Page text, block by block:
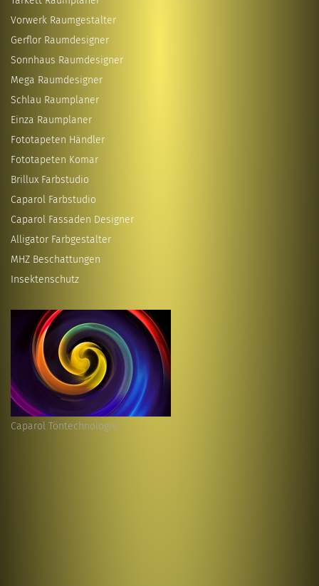
Vorwerk Raumgestalter
Gerflor Raumdesigner
Sonnhaus Raumdesigner
Mega Raumdesigner
Schlau Raumplaner
Einza Raumplaner
Fototapeten Händler
Fototapeten Komar
Brillux Farbstudio
Caparol Farbstudio
Caparol Fassaden Designer
Alligator Farbgestalter
MHZ Beschattungen
Insektenschutz
Caparol Töntechnologie